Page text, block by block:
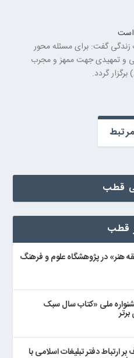
است
گفت: برای مسئله محور
و تمهیدی جهت ممهز و مجرب
گردد.
مرتبط
قطب
قطب
هنر» در پژوهشگاه علوم و فرهنگ
ملی «کتاب سال سبک
بر ارتباط دفتر تبلیغات اسلامی با